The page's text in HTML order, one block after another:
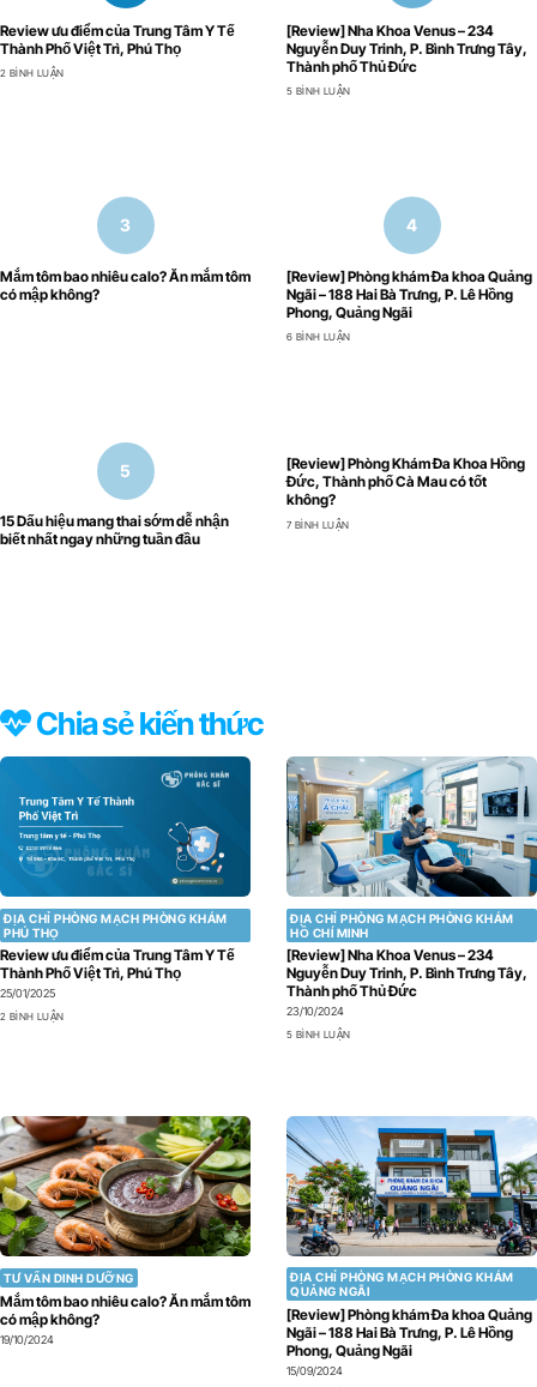
Review ưu điểm của Trung Tâm Y Tế
Thành Phố Việt Trì, Phú Thọ
2 BÌNH LUẬN
[Review] Nha Khoa Venus – 234
Nguyễn Duy Trinh, P. Bình Trưng Tây,
Thành phố Thủ Đức
5 BÌNH LUẬN
Mắm tôm bao nhiêu calo? Ăn mắm tôm
có mập không?
[Review] Phòng khám Đa khoa Quảng
Ngãi – 188 Hai Bà Trưng, P. Lê Hồng
Phong, Quảng Ngãi
6 BÌNH LUẬN
15 Dấu hiệu mang thai sớm dễ nhận
biết nhất ngay những tuần đầu
[Review] Phòng Khám Đa Khoa Hồng
Đức, Thành phố Cà Mau có tốt
không?
7 BÌNH LUẬN
Chia sẻ kiến thức
ĐỊA CHỈ PHÒNG MẠCH PHÒNG KHÁM
PHÚ THỌ
Review ưu điểm của Trung Tâm Y Tế
Thành Phố Việt Trì, Phú Thọ
25/01/2025
2 BÌNH LUẬN
ĐỊA CHỈ PHÒNG MẠCH PHÒNG KHÁM
HỒ CHÍ MINH
[Review] Nha Khoa Venus – 234
Nguyễn Duy Trinh, P. Bình Trưng Tây,
Thành phố Thủ Đức
23/10/2024
5 BÌNH LUẬN
TƯ VẤN DINH DƯỠNG
Mắm tôm bao nhiêu calo? Ăn mắm tôm
có mập không?
19/10/2024
ĐỊA CHỈ PHÒNG MẠCH PHÒNG KHÁM
QUẢNG NGÃI
[Review] Phòng khám Đa khoa Quảng
Ngãi – 188 Hai Bà Trưng, P. Lê Hồng
Phong, Quảng Ngãi
15/09/2024